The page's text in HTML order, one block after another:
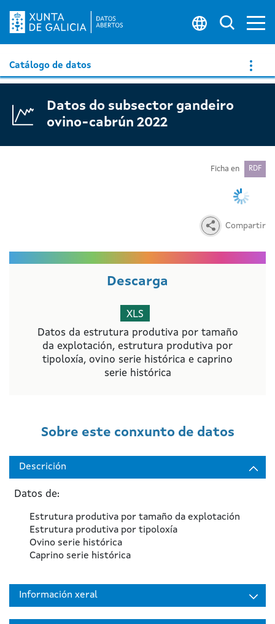
Catálogo de datos
Datos do subsector gandeiro
ovino-cabrún 2022
Ficha en RDF
Compartir
Descarga
XLS
Datos da estrutura produtiva por tamaño
da explotación, estrutura produtiva por
tipoloxía, ovino serie histórica e caprino
serie histórica
Sobre este conxunto de datos
Descrición
Datos de:
Estrutura produtiva por tamaño da explotación
Estrutura produtiva por tipoloxía
Ovino serie histórica
Caprino serie histórica
Información xeral